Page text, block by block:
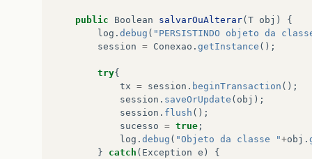
public Boolean salvarOuAlterar(T obj )
{
log . debug ( "PERSISTINDO objeto da
session = Conexao . getInstance ();
try{
tx = session . beginTransaction ();
session . saveOrUpdate ( obj );
session . flush ();
sucesso = true ;
log . debug ( "Objeto da classe "+obj .
}
catch ( Exception e )
{